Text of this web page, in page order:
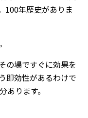
100年歴史がありま
の場ですぐに効果を
即効性があるわけで
あります。